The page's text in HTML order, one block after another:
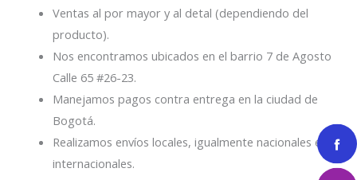
Ventas al por mayor y al detal (dependiendo del
producto).
Nos encontramos ubicados en el barrio 7 de Agosto
Calle 65 #26-23.
Manejamos pagos contra entrega en la ciudad de
Bogotá.
Realizamos envíos locales, igualmente nacionales e
internacionales.